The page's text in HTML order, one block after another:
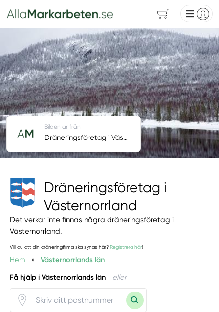
Dräneringsföretag i
Västernorrland
Det verkar inte finnas några dräneringsföretag i
Västernorrland.
Vill du att din dräneringfirma ska synas här? Registrera här!
Hem » Västernorrlands län
Få hjälp i Västernorrlands län eller
Bilden är från
Dräneringsföretag i Västernorrland